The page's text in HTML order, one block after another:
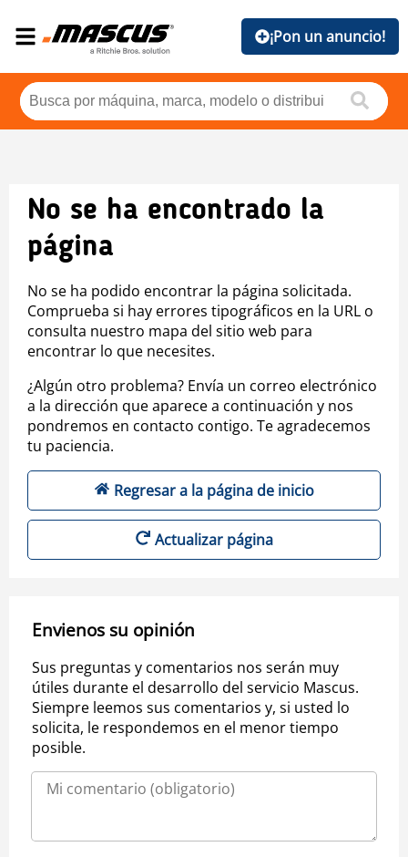
¡Pon un anuncio!
No se ha encontrado la
página
No se ha podido encontrar la página solicitada.
Comprueba si hay errores tipográficos en la URL o
consulta nuestro mapa del sitio web para
encontrar lo que necesites.
¿Algún otro problema? Envía un correo electrónico
a la dirección que aparece a continuación y nos
pondremos en contacto contigo. Te agradecemos
tu paciencia.
Regresar a la página de inicio
Actualizar página
Envienos su opinión
Sus preguntas y comentarios nos serán muy
útiles durante el desarrollo del servicio Mascus.
Siempre leemos sus comentarios y, si usted lo
solicita, le respondemos en el menor tiempo
posible.